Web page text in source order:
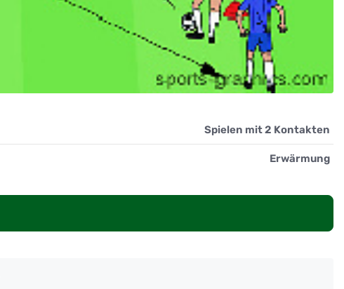
Spielen mit 2 Kontakten
Erwärmung